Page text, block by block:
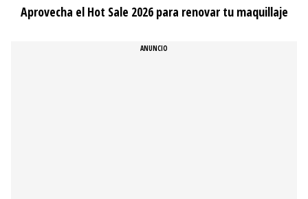
Aprovecha el Hot Sale 2026 para renovar tu maquillaje